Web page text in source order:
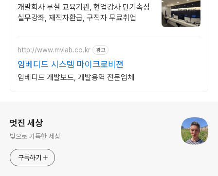
개발회사 부설 교육기관, 현업강사 단기속성
실무강좌, 재직자환급, 구직자 무료취업
http://www.mvlab.co.kr 광고
임베디드 시스템 마이크로비젼
임베디드 개발보드, 개발용역 전문업체
멋진 세상
빛으로 가득한 세상
구독하기